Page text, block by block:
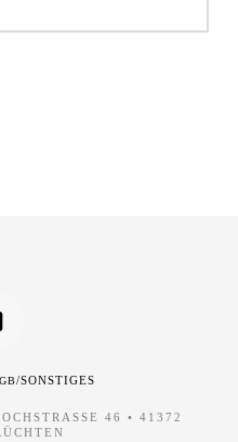
/SONSTIGES
46 • 41372 N